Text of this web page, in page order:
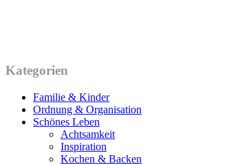
Kategorien
Familie & Kinder
Ordnung & Organisation
Schönes Leben
Achtsamkeit
Inspiration
Kochen & Backen